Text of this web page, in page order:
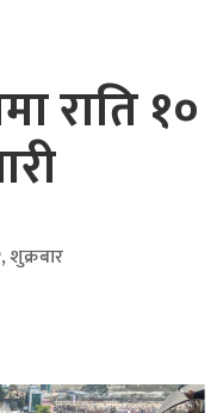
राति १०
शुक्रबार